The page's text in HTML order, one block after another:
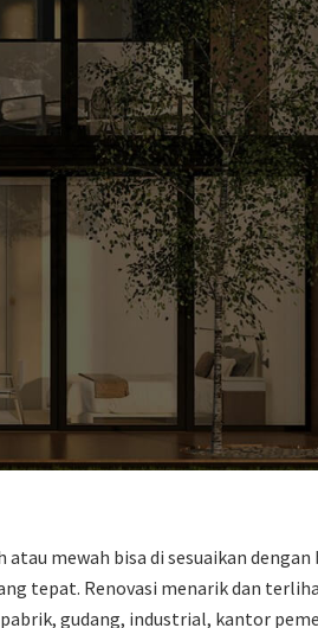
mewah bisa di sesuaikan
tepat. Renovasi menarik dan
gudang, industrial, kantor